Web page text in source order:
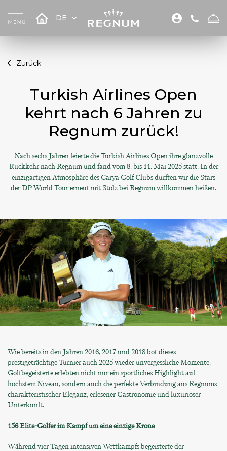
DE
Zurück
Turkish Airlines Open
kehrt nach 6 Jahren zu
Regnum zurück!
Nach sechs Jahren feierte die Turkish Airlines Open ihre glanzvolle
Rückkehr nach Regnum und fand vom 8. bis 11. Mai 2025 statt. In der
einzigartigen Atmosphäre des Carya Golf Clubs durften wir die Stars
der DP World Tour erneut mit Stolz bei Regnum willkommen heißen.
Wie bereits in den Jahren 2016, 2017 und 2018 bot dieses
prestigeträchtige Turnier auch 2025 wieder unvergessliche Momente.
Golfbegeisterte erlebten nicht nur ein sportliches Highlight auf
höchstem Niveau, sondern auch die perfekte Verbindung aus Regnums
charakteristischer Eleganz, erlesener Gastronomie und luxuriöser
Unterkunft.
156 Elite-Golfer im Kampf um eine einzige Krone
Während vier Tagen intensiven Wettkampfs begeisterte der